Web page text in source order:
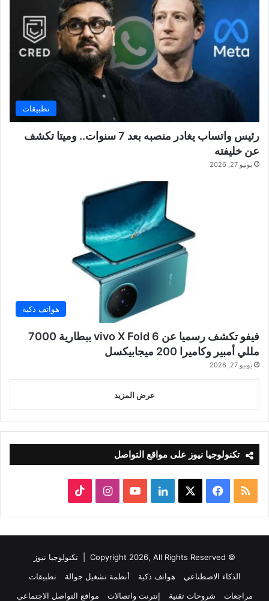
تطبيقات
رئيس واتساب يغادر منصبه بعد 7 سنوات.. وميتا تكشف
عن خليفته
يونيو 27, 2026
هواتف ذكية
فيفو تكشف رسميا عن vivo X Fold 6 ببطارية 7000
مللي أمبير وكاميرا 200 ميجابيكسل
يونيو 27, 2026
عرض المزيد
تكنولوجيا نيوز على مواقع التواصل
ملخص
الموقع
RSS
فيسبوك لينكدإن‫YouTubeانستقرام
© Copyright 2026, All Rights Reserved |
تكنولوجيا نيوز
الذكاء الاصطناعي
هواتف ذكية أنظمة تشغيل جوالة
تطبيقات
مراجعات
شروحات تقنية إنترنت واتصالات مواقع التواصل الاجتماعي